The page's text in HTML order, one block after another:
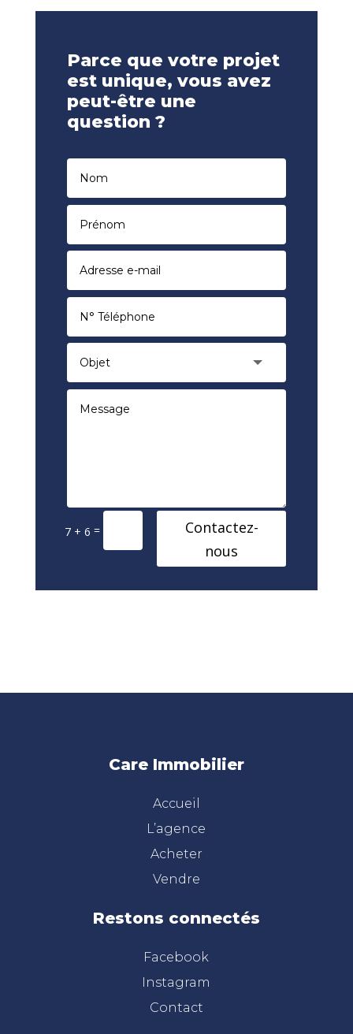
Parce que votre projet
est unique, vous avez
peut-être une
question ?
7 + 6 =
Contactez-
nous
Care Immobilier
Accueil
L’agence
Acheter
Vendre
Restons connectés
Facebook
Instagram
Contact